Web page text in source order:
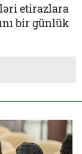
etirazlara
bir günlük